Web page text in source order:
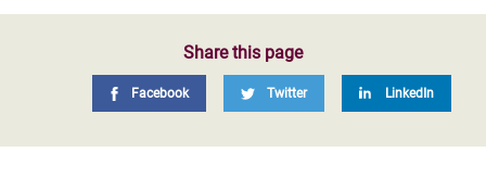
Share this page
Facebook Twitter LinkedIn